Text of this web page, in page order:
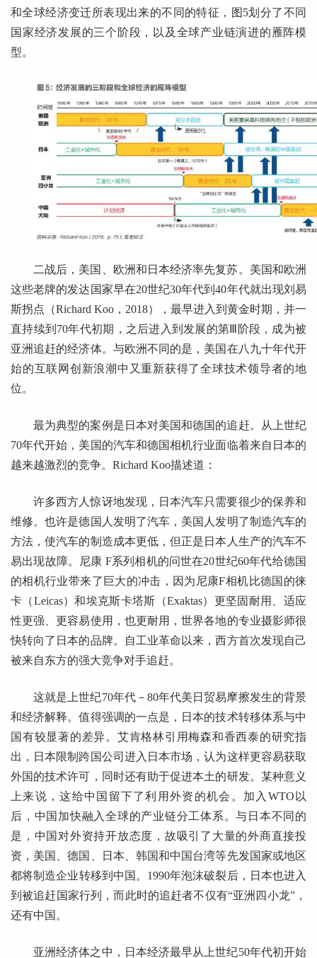
和全球经济变迁所表现出来的不同的特征，图5划分了不同
国家经济发展的三个阶段，以及全球产业链演进的雁阵模
型。
二战后，美国、欧洲和日本经济率先复苏。美国和欧洲
这些老牌的发达国家早在20世纪30年代到40年代就出现刘易
斯拐点（Richard Koo，2018），最早进入到黄金时期，并一
直持续到70年代初期，之后进入到发展的第Ⅲ阶段，成为被
亚洲追赶的经济体。与欧洲不同的是，美国在八九十年代开
始的互联网创新浪潮中又重新获得了全球技术领导者的地
位。
最为典型的案例是日本对美国和德国的追赶。从上世纪
70年代开始，美国的汽车和德国相机行业面临着来自日本的
越来越激烈的竞争。Richard Koo描述道：
许多西方人惊讶地发现，日本汽车只需要很少的保养和
维修。也许是德国人发明了汽车，美国人发明了制造汽车的
方法，使汽车的制造成本更低，但正是日本人生产的汽车不
易出现故障。尼康 F系列相机的问世在20世纪60年代给德国
的相机行业带来了巨大的冲击，因为尼康F相机比德国的徕
卡（Leicas）和埃克斯卡塔斯（Exaktas）更坚固耐用、适应
性更强、更容易使用，也更耐用，世界各地的专业摄影师很
快转向了日本的品牌。自工业革命以来，西方首次发现自己
被来自东方的强大竞争对手追赶。
这就是上世纪70年代－80年代美日贸易摩擦发生的背景
和经济解释。值得强调的一点是，日本的技术转移体系与中
国有较显著的差异。艾肯格林引用梅森和香西泰的研究指
出，日本限制跨国公司进入日本市场，认为这样更容易获取
外国的技术许可，同时还有助于促进本土的研发。某种意义
上来说，这给中国留下了利用外资的机会。加入WTO以
后，中国加快融入全球的产业链分工体系。与日本不同的
是，中国对外资持开放态度，故吸引了大量的外商直接投
资，美国、德国、日本、韩国和中国台湾等先发国家或地区
都将制造企业转移到中国。1990年泡沫破裂后，日本也进入
到被追赶国家行列，而此时的追赶者不仅有“亚洲四小龙”，
还有中国。
亚洲经济体之中，日本经济最早从上世纪50年代初开始